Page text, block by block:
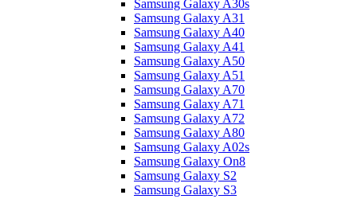
Samsung Galaxy A30s
Samsung Galaxy A31
Samsung Galaxy A40
Samsung Galaxy A41
Samsung Galaxy A50
Samsung Galaxy A51
Samsung Galaxy A70
Samsung Galaxy A71
Samsung Galaxy A72
Samsung Galaxy A80
Samsung Galaxy A02s
Samsung Galaxy On8
Samsung Galaxy S2
Samsung Galaxy S3